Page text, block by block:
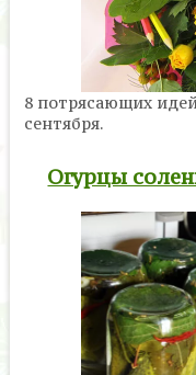
8 потрясающих
сентября.
Огурцы